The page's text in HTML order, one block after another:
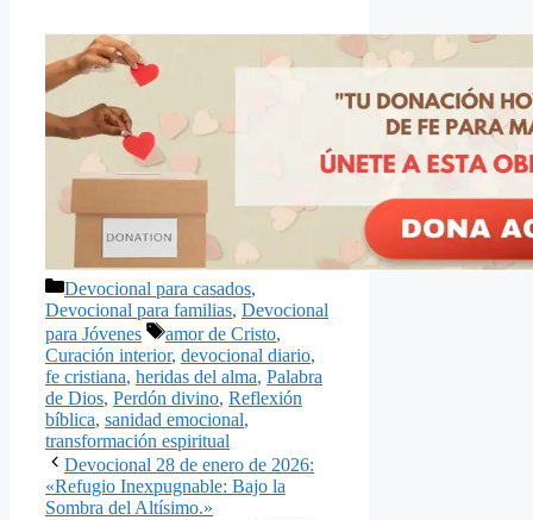
Categorías
Devocional para casados,
Devocional para familias, Devocional
para Jóvenes
Etiquetas
amor de Cristo,
Curación interior, devocional diario,
fe cristiana, heridas del alma, Palabra
de Dios, Perdón divino, Reflexión
bíblica, sanidad emocional,
transformación espiritual
Devocional 28 de enero de 2026:
«Refugio Inexpugnable: Bajo la
Sombra del Altísimo.»